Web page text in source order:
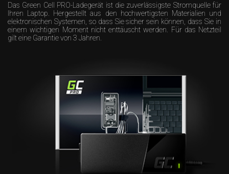
Das Green Cell PRO-Ladegerät ist die zuverlässigste Stromquelle für
Ihren Laptop. Hergestellt aus den hochwertigsten Materialien und
elektronischen Systemen, so dass Sie sicher sein können, dass Sie in
einem wichtigen Moment nicht enttäuscht werden. Für das Netzteil
gilt eine Garantie von 3 Jahren.